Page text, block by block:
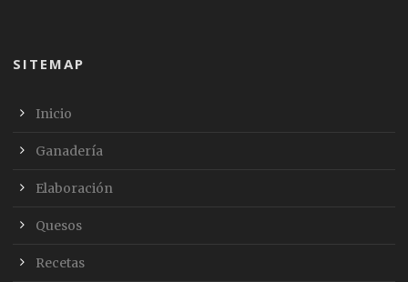
SITEMAP
Inicio
Ganadería
Elaboración
Quesos
Recetas